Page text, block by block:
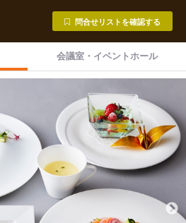
問合せリストを確認する
会議室・ イベントホール